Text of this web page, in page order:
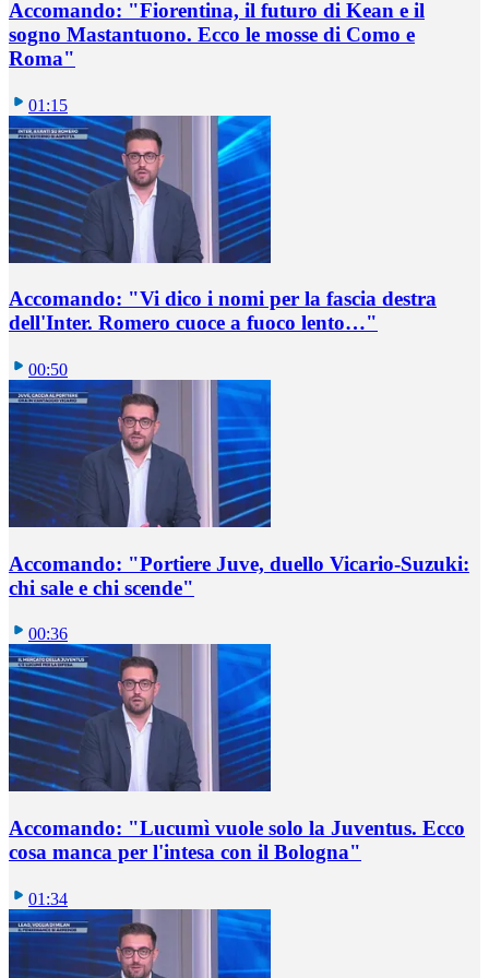
Accomando: "Fiorentina, il futuro di Kean e il
sogno Mastantuono. Ecco le mosse di Como e
Roma"
01:15
Accomando: "Vi dico i nomi per la fascia destra
dell'Inter. Romero cuoce a fuoco lento…"
00:50
Accomando: "Portiere Juve, duello Vicario-Suzuki:
chi sale e chi scende"
00:36
Accomando: "Lucumì vuole solo la Juventus. Ecco
cosa manca per l'intesa con il Bologna"
01:34